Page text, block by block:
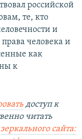
российской
те, кто
и
человека и
как
к
доступ к
читать
зеркального сайта: